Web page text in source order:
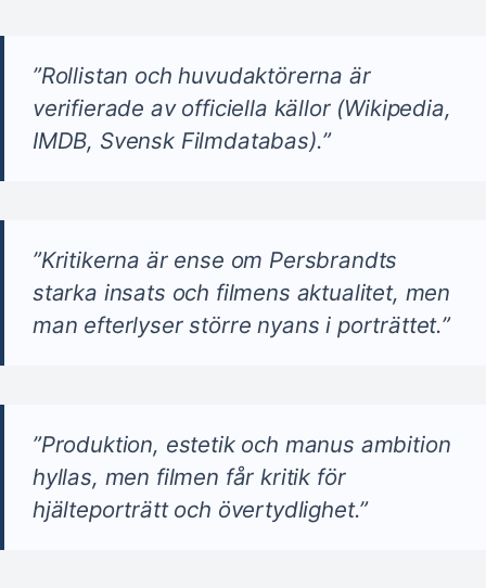
”Rollistan och huvudaktörerna är
verifierade av officiella källor (Wikipedia,
IMDB, Svensk Filmdatabas).”
”Kritikerna är ense om Persbrandts
starka insats och filmens aktualitet, men
man efterlyser större nyans i porträttet.”
”Produktion, estetik och manus ambition
hyllas, men filmen får kritik för
hjälteporträtt och övertydlighet.”